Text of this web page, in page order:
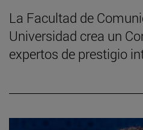
La Facultad de
Universidad crea un
expertos de prestigio